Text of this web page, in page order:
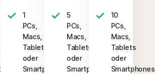
1
PCs,
Macs,
Tablets
oder
Smartphones
5
PCs,
Macs,
Tablets
oder
Smartphones
10
PCs,
Macs,
Tablets
oder
Smartphones